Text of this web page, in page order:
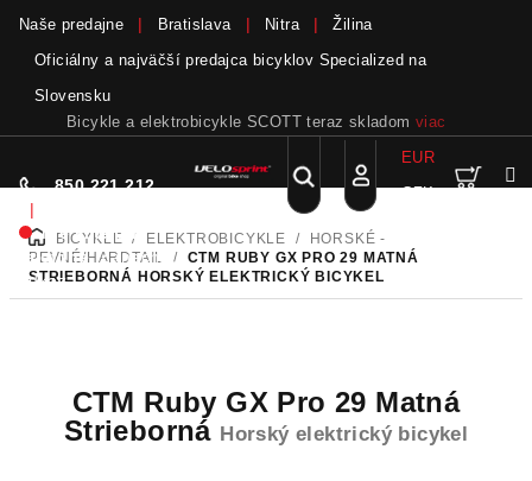
obsah
Naše predajne Bratislava Nitra
Žilina
Oficiálny a najväčší predajca bicyklov Specialized na
Slovensku
Bicykle a elektrobicykle SCOTT teraz skladom viac
850 221 212
|
Nie sme pri
telefóne.Zanechať
odkaz
Hľadať
Prihlásenie
EUR
CZK
DOMOVBICYKLE / ELEKTROBICYKLE /
HORSKÉ -
PEVNÉ/HARDTAIL
/ CTM RUBY GX PRO 29 MATNÁ
STRIEBORNÁ HORSKÝ ELEKTRICKÝ BICYKEL
CTM Ruby GX Pro 29 Matná
Strieborná Horský elektrický bicykel